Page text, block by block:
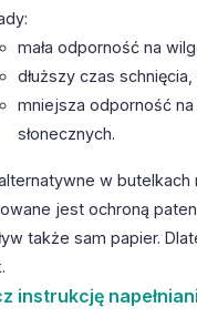
mała odporność na
dłuższy czas
mniejsza odporność na
słonecznych.
w butelkach
jest ochroną
także sam papier.
instrukcję